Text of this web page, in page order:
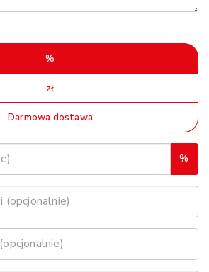
%
zł
Darmowa dostawa
%